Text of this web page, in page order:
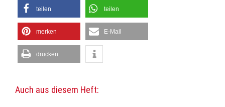
teilen teilen
merken E-Mail
drucken
Auch aus diesem Heft: